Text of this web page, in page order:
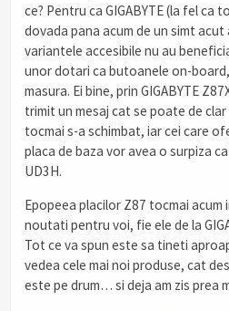
ce? Pentru ca GIGABYTE (la fel
dovada pana acum de un simt acut
variantele accesibile nu au
unor dotari ca butoanele on-
masura. Ei bine, prin GIGABYTE
trimit un mesaj cat se poate de
tocmai s-a schimbat, iar cei care
placa de baza vor avea o surpiza
UD3H.
Epopeea placilor Z87 tocmai acum
noutati pentru voi, fie ele de la
Tot ce va spun este sa tineti
vedea cele mai noi produse, cat
este pe drum… si deja am zis prea